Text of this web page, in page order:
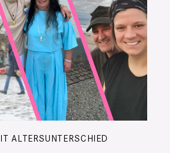
ALTERSUNTERSCHIED